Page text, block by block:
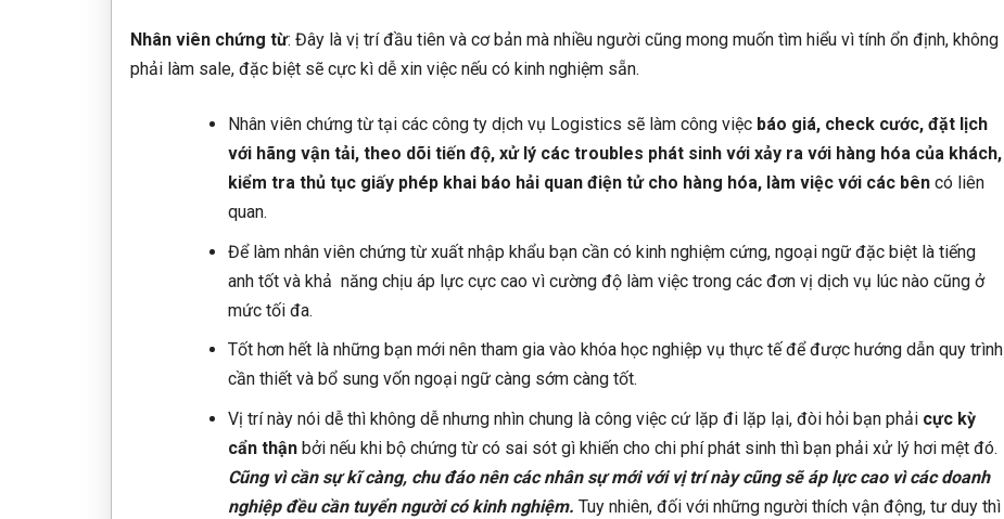
Nhân viên chứng từ: Đây là vị trí đầu tiên và cơ bản mà nhiều người cũng mong muốn tìm hiểu vì tính ổn định, không
phải làm sale, đặc biệt sẽ cực kì dễ xin việc nếu có kinh nghiệm sẵn.
Nhân viên chứng từ tại các công ty dịch vụ Logistics sẽ làm công việc báo giá, check cước, đặt lịch
với hãng vận tải, theo dõi tiến độ, xử lý các troubles phát sinh với xảy ra với hàng hóa của khách,
kiểm tra thủ tục giấy phép khai báo hải quan điện tử cho hàng hóa, làm việc với các bêncó liên
quan.
Để làm nhân viên chứng từ xuất nhập khẩu bạn cần có kinh nghiệm cứng, ngoại ngữ đặc biệt là tiếng
anh tốt và khả năng chịu áp lực cực cao vì cường độ làm việc trong các đơn vị dịch vụ lúc nào cũng ở
mức tối đa.
Tốt hơn hết là những bạn mới nên tham gia vào khóa học nghiệp vụ thực tế để được hướng dẫn quy trình
cần thiết và bổ sung vốn ngoại ngữ càng sớm càng tốt.
Vị trí này nói dễ thì không dễ nhưng nhìn chung là công việc cứ lặp đi lặp lại, đòi hỏi bạn phải cực kỳ
cẩn thậnbởi nếu khi bộ chứng từ có sai sót gì khiến cho chi phí phát sinh thì bạn phải xử lý hơi mệt đó.
Cũng vì cần sự kĩ càng, chu đáo nên các nhân sự mới với vị trí này cũng sẽ áp lực cao vì các doanh
nghiệp đều cần tuyển người có kinh nghiệm. Tuy nhiên, đối với những người thích vận động, tư duy thì